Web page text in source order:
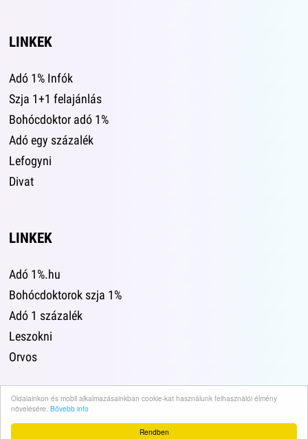
Rendben
Oldalainkon és mobil alkalmazásainkban cookie-kat használunk felhasználói élmény
növelésére. Bővebb info
LINKEK
Adó 1% Infók
Szja 1+1 felajánlás
Bohócdoktor adó 1%
Adó egy százalék
Lefogyni
Divat
LINKEK
Adó 1%.hu
Bohócdoktorok szja 1%
Adó 1 százalék
Leszokni
Orvos
Impresszum·Adatvédelem·Médiaajánlat·